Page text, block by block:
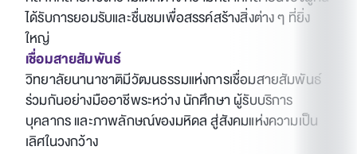
ได้รับการยอมรับและชื่นชมเพื่อสรรค์สร้างสิ่งต่าง ๆ ที่ยิ่ง
ใหญ่
เชื่อมสายสัมพันธ์
วิทยาลัยนานาชาติมีวัฒนธรรมแห่งการเชื่อมสายสัมพันธ์
ร่วมกันอย่างมืออาชีพระหว่าง นักศึกษา ผู้รับบริการ
บุคลากร และภาพลักษณ์ของมหิดล สู่สังคมแห่งความเป็น
เลิศในวงกว้าง